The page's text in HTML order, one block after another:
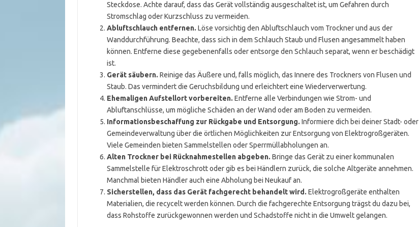
Steckdose. Achte darauf, dass das Gerät vollständig ausgeschaltet ist, um Gefahren durch
Stromschlag oder Kurzschluss zu vermeiden.
Abluftschlauch entfernen. Löse vorsichtig den Abluftschlauch vom Trockner und aus der
Wanddurchführung. Beachte, dass sich in dem Schlauch Staub und Flusen angesammelt haben
können. Entferne diese gegebenenfalls oder entsorge den Schlauch separat, wenn er beschädigt
ist.
Gerät säubern. Reinige das Äußere und, falls möglich, das Innere des Trockners von Flusen und
Staub. Das vermindert die Geruchsbildung und erleichtert eine Wiederverwertung.
Ehemaligen Aufstellort vorbereiten. Entferne alle Verbindungen wie Strom- und
Abluftanschlüsse, um mögliche Schäden an der Wand oder am Boden zu vermeiden.
Informationsbeschaffung zur Rückgabe und Entsorgung. Informiere dich bei deiner Stadt- oder
Gemeindeverwaltung über die örtlichen Möglichkeiten zur Entsorgung von Elektrogroßgeräten.
Viele Gemeinden bieten Sammelstellen oder Sperrmüllabholungen an.
Alten Trockner bei Rücknahmestellen abgeben. Bringe das Gerät zu einer kommunalen
Sammelstelle für Elektroschrott oder gib es bei Händlern zurück, die solche Altgeräte annehmen.
Manchmal bieten Händler auch eine Abholung bei Neukauf an.
Sicherstellen, dass das Gerät fachgerecht behandelt wird. Elektrogroßgeräte enthalten
Materialien, die recycelt werden können. Durch die fachgerechte Entsorgung trägst du dazu bei,
dass Rohstoffe zurückgewonnen werden und Schadstoffe nicht in die Umwelt gelangen.